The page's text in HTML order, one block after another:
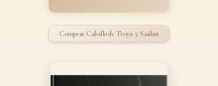
Comprar Caballo de Troya 3: Saidan